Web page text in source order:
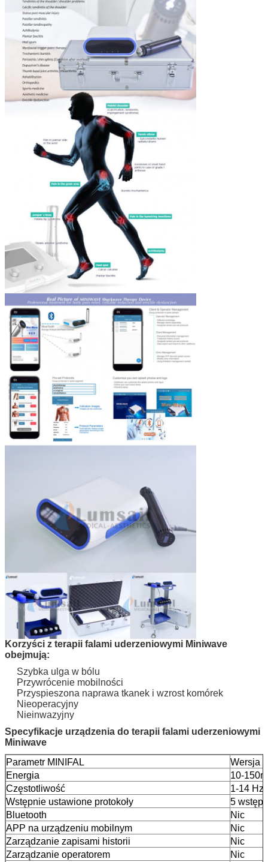
Korzyści z terapii falami uderzeniowymi Miniwave
obejmują:
Szybka ulga w bólu
Przywrócenie mobilności
Przyspieszona naprawa tkanek i wzrost komórek
Nieoperacyjny
Nieinwazyjny
Specyfikacje urządzenia do terapii falami uderzeniowymi
Miniwave
Parametr MINIFAL
Wersja
Energia
10-
Częstotliwość
1-14
Wstępnie ustawione protokoły
5
Bluetooth
Nic
APP na urządzeniu mobilnym
Nic
Zarządzanie zapisami historii
Nic
Zarządzanie operatorem
Nic